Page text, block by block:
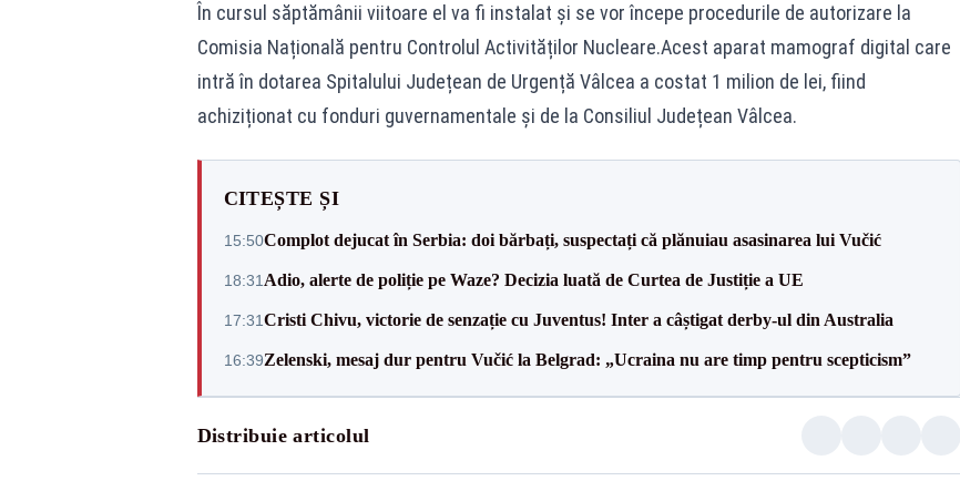
În cursul săptămânii viitoare el va fi instalat și se vor începe procedurile de autorizare la
Comisia Națională pentru Controlul Activităților Nucleare.Acest aparat mamograf digital care
intră în dotarea Spitalului Județean de Urgență Vâlcea a costat 1 milion de lei, fiind
achiziționat cu fonduri guvernamentale și de la Consiliul Județean Vâlcea.
CITEȘTE ȘI
15:50Complot dejucat în Serbia: doi bărbați, suspectați că plănuiau asasinarea lui Vučić
18:31 Adio, alerte de poliție pe Waze? Decizia luată de Curtea de Justiție a UE
17:31Cristi Chivu, victorie de senzație cu Juventus! Inter a câștigat derby-ul din Australia
16:39Zelenski, mesaj dur pentru Vučić la Belgrad: „Ucraina nu are timp pentru scepticism”
Distribuie articolul